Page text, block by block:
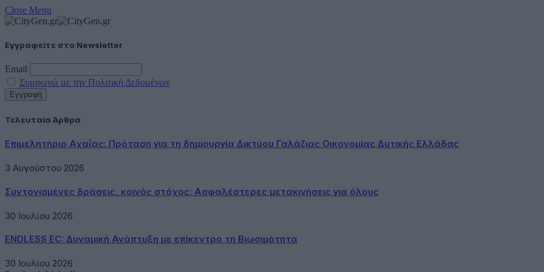
Close Menu
Εγγραφείτε στο Newsletter
Email
Συμφωνώ με την Πολιτική Δεδομένων
Τελευταία Άρθρα
Επιμελητήριο Αχαΐας: Πρόταση για τη δημιουργία Δικτύου Γαλάζιας Οικονομίας Δυτικής Ελλάδας
3 Αυγούστου 2026
Συντονισμένες δράσεις, κοινός στόχος: Ασφαλέστερες μετακινήσεις για όλους
30 Ιουλίου 2026
ENDLESS EC: Δυναμική Ανάπτυξη με επίκεντρο τη Βιωσιμότητα
30 Ιουλίου 2026